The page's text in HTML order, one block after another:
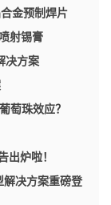
金预制焊片
射锡膏
决方案
萄珠效应？
出炉啦！
解决方案重磅登